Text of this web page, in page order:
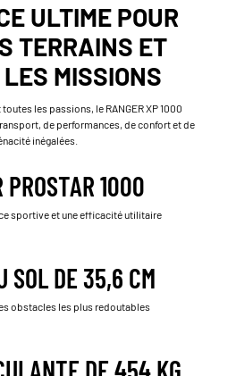
ULTIME POUR
TERRAINS ET
MISSIONS
les passions, le RANGER XP 1000
de performances, de confort et de
inégalées.
PROSTAR 1000
sportive et une efficacité utilitaire
SOL DE 35,6 CM
obstacles les plus redoutables